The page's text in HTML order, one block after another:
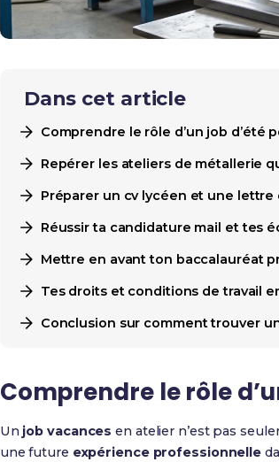
Dans cet article
Comprendre le rôle d’un job d’été
Repérer les ateliers de métallerie
Préparer un cv lycéen et une
Réussir ta candidature mail et tes
Mettre en avant ton baccalauréat
Tes droits et conditions de travail
Conclusion sur comment trouver
Comprendre le rôle
Un job vacances en atelier n’est pas
une future expérience professionnelle